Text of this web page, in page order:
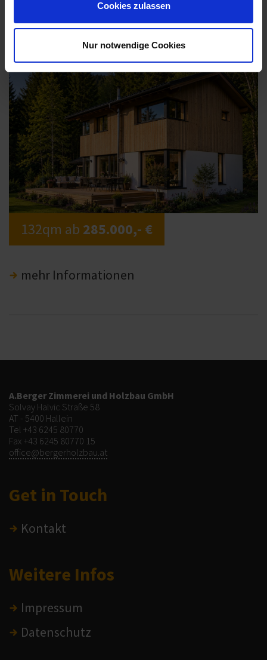
Cookies zulassen
Nur notwendige Cookies
Flexible
Case 132
132qm ab 285.000,- €
mehr Informationen
A.Berger Zimmerei und Holzbau GmbH
Solvay Halvic Straße 58
AT - 5400 Hallein
Tel +43 6245 80770
Fax +43 6245 80770 15
office@bergerholzbau.at
Get in Touch
Kontakt
Weitere Infos
Impressum
Datenschutz